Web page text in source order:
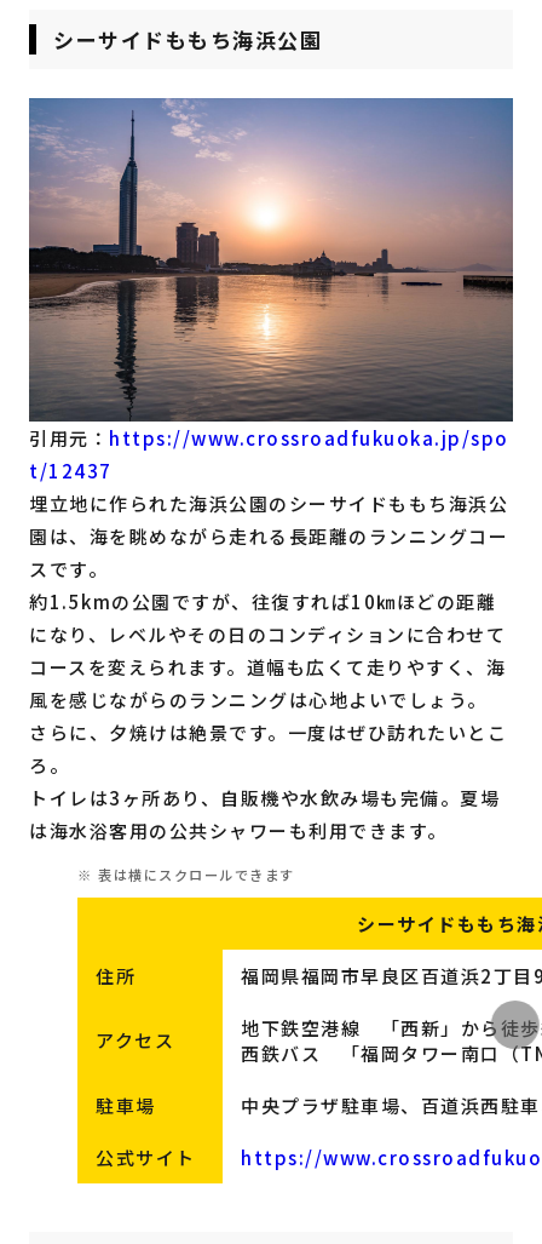
シーサイドももち海浜公園
引用元： https://www.crossroadfukuoka.jp/spo
t/12437
埋立地に作られた海浜公園のシーサイドももち海浜公
園は、海を眺めながら走れる長距離のランニングコー
スです。
約1.5kmの公園ですが、往復すれば10㎞ほどの距離
になり、レベルやその日のコンディションに合わせて
コースを変えられます。道幅も広くて走りやすく、海
風を感じながらのランニングは心地よいでしょう。
さらに、夕焼けは絶景です。一度はぜひ訪れたいとこ
ろ。
トイレは3ヶ所あり、自販機や水飲み場も完備。夏場
は海水浴客用の公共シャワーも利用できます。
シーサイドももち
住所 福岡県福岡市早良区百道浜2丁
アクセス
地下鉄空港線 「西新」から徒
西鉄バス 「福岡タワー南口（
駐車場 中央プラザ駐車場、百道浜西駐
公式サイト https://